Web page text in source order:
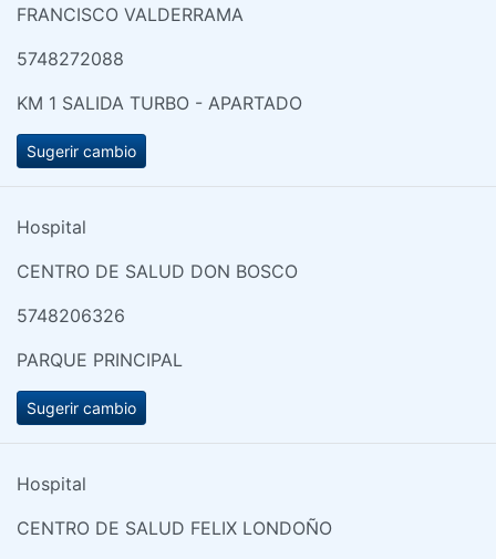
FRANCISCO VALDERRAMA
5748272088
KM 1 SALIDA TURBO - APARTADO
Sugerir cambio
Hospital
CENTRO DE SALUD DON BOSCO
5748206326
PARQUE PRINCIPAL
Sugerir cambio
Hospital
CENTRO DE SALUD FELIX LONDOÑO